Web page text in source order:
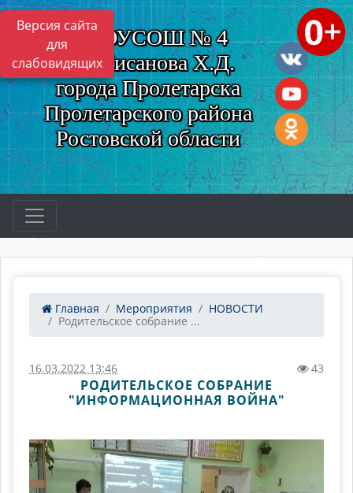
Версия сайта
для
слабовидящих
МБОУСОШ № 4
им. Нисанова Х.Д.
города Пролетарска
Пролетарского района
Ростовской области
Главная Мероприятия
НОВОСТИ
Родительское собрание ...
16.03.2022 13:46 43
РОДИТЕЛЬСКОЕ СОБРАНИЕ
"ИНФОРМАЦИОННАЯ ВОЙНА"